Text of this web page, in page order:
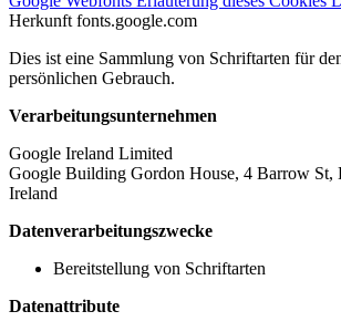
Herkunft fonts.google.com
Dies ist eine Sammlung von Schriftarten für
persönlichen Gebrauch.
Verarbeitungsunternehmen
Google Ireland Limited
Google Building Gordon House, 4 Barrow
Ireland
Datenverarbeitungszwecke
Bereitstellung von Schriftarten
Datenattribute